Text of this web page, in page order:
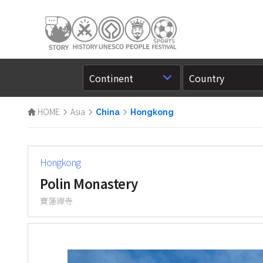
HOME Asia China Hongkong
Hongkong
Polin Monastery
寶蓮禪寺